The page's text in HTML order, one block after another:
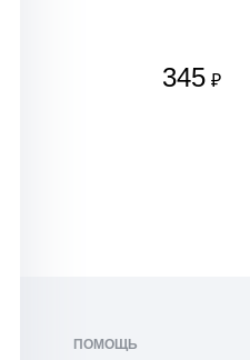
345 ₽
ПОМОЩЬ